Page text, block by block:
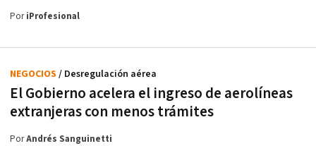
PoriProfesional
El Gobierno acelera el ingreso de aerolíneas
extranjeras con menos trámites
NEGOCIOS / Desregulación aérea
PorAndrés Sanguinetti